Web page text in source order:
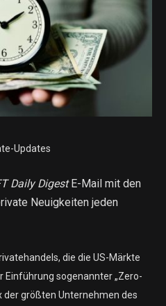
Updates
Daily DigestE-Mail mit den
Neuigkeiten jeden
die die US-Märkte
sogenannter „Zero-
der größten Unternehmen des